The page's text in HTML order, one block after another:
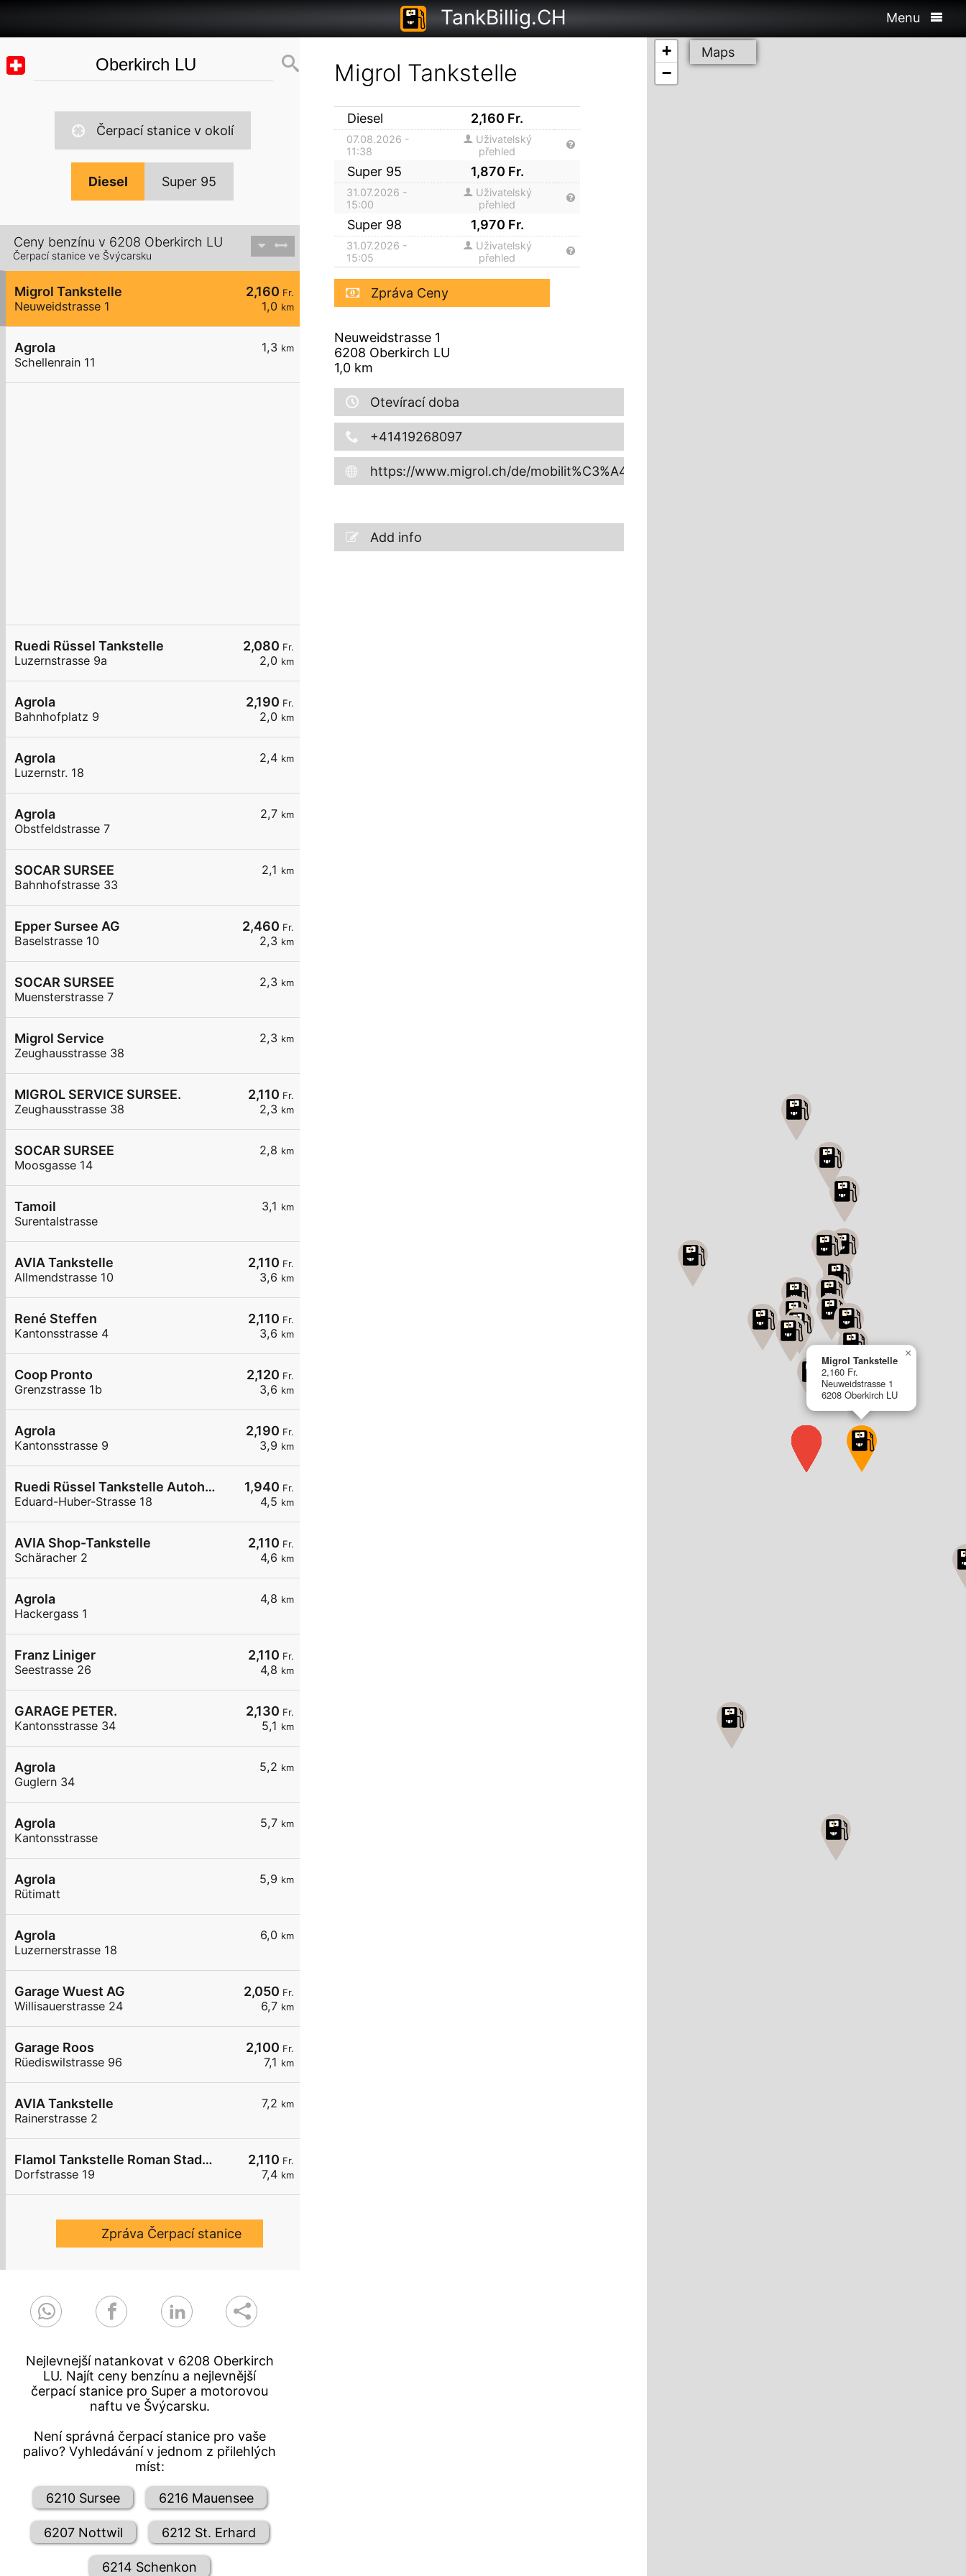
TankBillig.CH Menu
Čerpací stanice v okolí
Diesel Super 95
Ceny benzínu v 6208 Oberkirch LU
Čerpací stanice ve Švýcarsku
2,160 Fr.
1,0 km
Migrol Tankstelle
Neuweidstrasse 1
1,3 km
Agrola
Schellenrain 11
2,080 Fr.
2,0 km
Ruedi Rüssel Tankstelle
Luzernstrasse 9a
2,190 Fr.
2,0 km
Agrola
Bahnhofplatz 9
2,4 km
Agrola
Luzernstr. 18
2,7 km
Agrola
Obstfeldstrasse 7
2,1 km
SOCAR SURSEE
Bahnhofstrasse 33
2,460 Fr.
2,3 km
Epper Sursee AG
Baselstrasse 10
2,3 km
SOCAR SURSEE
Muensterstrasse 7
2,3 km
Migrol Service
Zeughausstrasse 38
2,110 Fr.
2,3 km
MIGROL SERVICE SURSEE.
Zeughausstrasse 38
2,8 km
SOCAR SURSEE
Moosgasse 14
3,1 km
Tamoil
Surentalstrasse
2,110 Fr.
3,6 km
AVIA Tankstelle
Allmendstrasse 10
2,110 Fr.
3,6 km
René Steffen
Kantonsstrasse 4
2,120 Fr.
3,6 km
Coop Pronto
Grenzstrasse 1b
2,190 Fr.
3,9 km
Agrola
Kantonsstrasse 9
1,940 Fr.
4,5 km
Ruedi Rüssel Tankstelle Autohaus Erwin Steffen
Eduard-Huber-Strasse 18
2,110 Fr.
4,6 km
AVIA Shop-Tankstelle
Schäracher 2
4,8 km
Agrola
Hackergass 1
2,110 Fr.
4,8 km
Franz Liniger
Seestrasse 26
2,130 Fr.
5,1 km
GARAGE PETER.
Kantonsstrasse 34
5,2 km
Agrola
Guglern 34
5,7 km
Agrola
Kantonsstrasse
5,9 km
Agrola
Rütimatt
6,0 km
Agrola
Luzernerstrasse 18
2,050 Fr.
6,7 km
Garage Wuest AG
Willisauerstrasse 24
2,100 Fr.
7,1 km
Garage Roos
Rüediswilstrasse 96
7,2 km
AVIA Tankstelle
Rainerstrasse 2
2,110 Fr.
7,4 km
Flamol Tankstelle Roman Stadelmann
Dorfstrasse 19
Zpráva Čerpací stanice
Nejlevnejší natankovat v 6208 Oberkirch
LU. Najít ceny benzínu a nejlevnější
čerpací stanice pro Super a motorovou
naftu ve Švýcarsku.
Není správná čerpací stanice pro vaše
palivo? Vyhledávání v jednom z přilehlých
míst:
6210 Sursee 6216 Mauensee
6207 Nottwil 6212 St. Erhard
6214 Schenkon
Migrol Tankstelle
Diesel 2,160 Fr.
07.08.2026 -
11:38
Uživatelský
přehled
Super 95 1,870 Fr.
31.07.2026 -
15:00
Uživatelský
přehled
Super 98 1,970 Fr.
31.07.2026 -
15:05
Uživatelský
přehled
Zpráva Ceny
Neuweidstrasse 1
6208 Oberkirch LU
1,0km
Otevírací doba
+41419268097
https://www.migrol.ch/de/mobilit%C3%A4t/standorte-und-%C3%B6ffnungszeiten/migrol-
Add info
Migrol Tankstelle
2,160 Fr.
Neuweidstrasse 1
6208 Oberkirch LU
×
+
−
Maps